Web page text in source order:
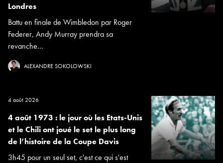
Londres
Battu en finale de Wimbledon par Roger
Federer, Andy Murray prendra sa
revanche...
ALEXANDRE SOKOLOWSKI
4 août 2026
4 août 1973 : le jour où les Etats-Unis
et le Chili ont joué le set le plus long
de l’histoire de la Coupe Davis
3h45 pour un seul set, c'est ce qui s'est